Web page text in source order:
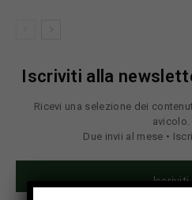
Iscriviti alla
Ricevi una selezione dei
avicolo.
Due invii al mese •
Iscriviti